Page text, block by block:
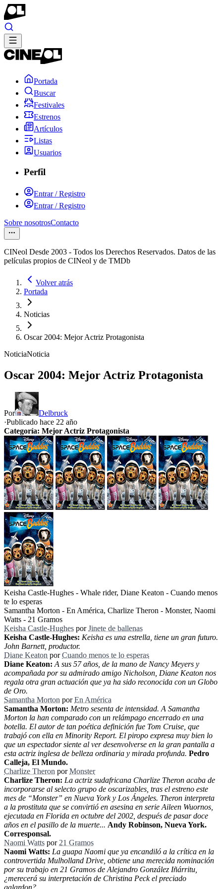
Portada
Buscar
Festivales
Estrenos
Artículos
Listas
Usuarios
Perfil
Entrar / Registro
Entrar / Registro
Sobre nosotrosContacto
CINeol Desde 2003 - Todos los Derechos Reservados. Datos de las
películas propios de CINeol y de TMDb
Volver atrás
Portada
Noticias
Oscar 2004: Mejor Actriz Protagonista
NoticiaNoticia
Oscar 2004: Mejor Actriz Protagonista
Por
Delbruck
·Publicado hace 22 año
Categoría: Mejor Actriz Protagonista
Keisha Castle-Hughes - Whale rider, Diane Keaton - Cuando menos
te lo esperas
Samantha Morton - En América, Charlize Theron - Monster, Naomi
Watts - 21 Gramos
Keisha Castle-Hughes porJinete de ballenas
Keisha Castle-Hughes: Keisha es una estrella, tiene un gran futuro.
John Barnett, productor.
Diane Keaton porCuando menos te lo esperas
Diane Keaton: A sus 57 años, de la mano de Nancy Meyers y
acompañada por su admirado amigo Nicholson, Diane Keaton nos
regala otra gran actuación que ya ha sido reconocida con un Globo
de Oro.
Samantha Morton porEn América
Samantha Morton: Metro sesenta de intensidad. A Samantha
Morton la han comparado con un relámpago encerrado en una
botella. El autor de tan poética definición fue Tom Cruise, que
trabajó con ella en Minority Report. El piropo expresa muy bien lo
que un espectador siente al ver desenvolverse en la gran pantalla a
esta actriz inglesa de belleza ordinaria y mirada profunda. Pedro
Calleja, El Mundo.
Charlize Theron porMonster
Charlize Theron: La actriz sudafricana Charlize Theron acaba de
incorporarse al selecto grupo de oscarizables, tras el estreno este
mes de “Monster” en Nueva York y Los Ángeles. Theron interpreta
a la prostituta que se convirtió en asesina en serie Aileen Wuornos,
ejecutada en Florida en octubre del 2002, después de pasar doce
años en el pasillo de la muerte... Andy Robinson, Nueva York.
Corresponsal.
Naomi Watts por 21 Gramos
Naomi Watts: La guapa Naomi que ya encandiló a la crítica en la
controvertida Mulholland Drive, obtiene una merecida nominación
por su trabajo en 21 Gramos de Alejandro González Iñárritu,
¿merecerá su interpretación de Christina Peck el preciado